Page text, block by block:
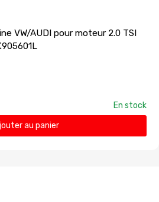
VW/AUDI pour moteur 2.0 TSI
En stock
au panier